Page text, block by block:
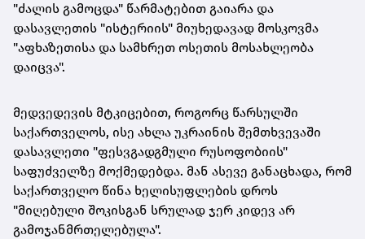
"ძალის გამოცდა" წარმატებით გაიარა და
დასავლეთის "ისტერიის" მიუხედავად მოსკოვმა
"აფხაზეთისა და სამხრეთ ოსეთის მოსახლეობა
დაიცვა".
მედვედევის მტკიცებით, როგორც წარსულში
საქართველოს, ისე ახლა უკრაინის შემთხვევაში
დასავლეთი "ფესვგადგმული რუსოფობიის"
საფუძველზე მოქმედებდა. მან ასევე განაცხადა, რომ
საქართველო წინა ხელისუფლების დროს
"მიღებული შოკისგან სრულად ჯერ კიდევ არ
გამოჯანმრთელებულა".